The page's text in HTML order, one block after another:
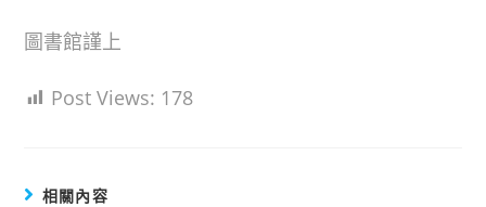
圖書館謹上
Post Views: 178
相關內容